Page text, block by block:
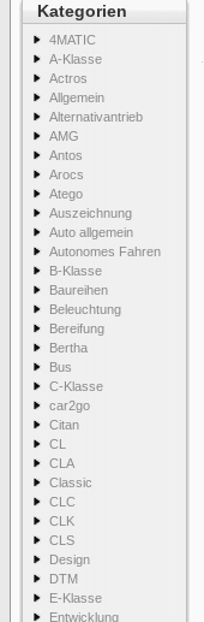
Kategorien
4MATIC
A-Klasse
Actros
Allgemein
Alternativantrieb
AMG
Antos
Arocs
Atego
Auszeichnung
Auto allgemein
Autonomes Fahren
B-Klasse
Baureihen
Beleuchtung
Bereifung
Bertha
Bus
C-Klasse
car2go
Citan
CL
CLA
Classic
CLC
CLK
CLS
Design
DTM
E-Klasse
Entwicklung